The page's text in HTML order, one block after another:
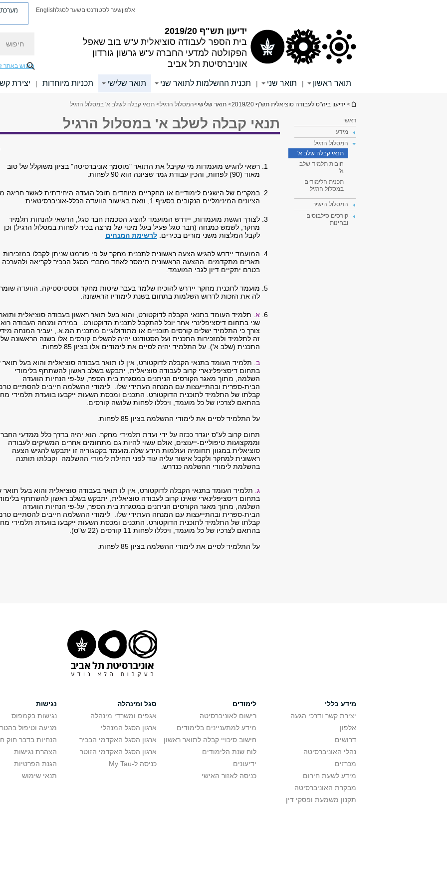
ידיעון תש"ף 2019/20
בית הספר לעבודה סוציאלית ע"ש בוב שאפל
הפקולטה למדעי החברה ע"ש גרשון גורדון
אוניברסיטת תל אביב
אלפוןשער לסטודנטיםשער לסגלEnglish מערכת
חיפוש באתר
תואר ראשון | תואר שני | תכנית ההשלמות לתואר שני תואר שלישי תכניות מיוחדות | יצירת
הינך נמצא כאן
> ידיעון ביה"ס לעבודה סוציאלית תש"ף 2019/20 > תואר שלישי>המסלול הרגיל> תנאי קבלה לשלב א' במסלול הרגיל
ראשי
מידע
המסלול הרגיל
תנאי קבלה שלב א'
חובות תלמיד שלב
א'
תכנית הלימודים
במסלול הרגיל
המסלול הישיר
קורסים סילבוסים
ובחינות
תנאי קבלה לשלב א' במסלול הרגיל
רשאי להגיש מועמדות מי שקיבל את התואר "מוסמך אוניברסיטה" בציון משוקלל של טוב
מאוד (90) לפחות, והכין עבודת גמר שציונה הוא 90 לפחות.
במקרים של הישגים לימודיים או מחקריים מיוחדים תוכל הועדה היחידתית לאשר חריגה
הציונים המינימליים הנקובים בסעיף 1, וזאת באישור הוועדה הכלל-אוניברסיטאית.
לצורך הגשת מועמדות, יידרש המועמד להציג הסכמת חבר סגל, הרשאי להנחות תלמיד
מחקר, לשמש כמנחה (חבר סגל פעיל בעל מינוי של מרצה בכיר לפחות במסלול הרגיל) וכן
לקבל המלצות משני מורים בכירים. לרשימת המנחים
המועמד יידרש להגיש הצעה ראשונית לתכנית מחקר על פי פורמט שניתן לקבלו במזכירות
תארים מתקדמים. ההצעה הראשונית תימסר לאחד מחברי הסגל הבכיר לקריאה ולהערכה
בטרם יתקיים דיון לגבי המועמד.
מועמד לתכנית מחקר יידרש להוכיח שלמד בעבר שיטות מחקר וסטטיסטיקה. הוועדה
לה את הזכות לדרוש השלמות בתחום בשנת לימודיו הראשונה.
א . תלמיד העומד בתנאי הקבלה לדוקטורט, והוא בעל תואר ראשון בעבודה סוציאלית
שני בתחום דיסציפלינרי אחר יוכל להתקבל לתכנית הדוקטורט. במידה ומנחה העבודה
צורך כי התלמיד ישלים קורסים תוכניים או מתודולוגיים מתכנית המ.א., יעביר המנחה
זה לתלמיד ולמזכירות התכנית ועל הסטודנט יהיה להשלים קורסים אלו בשנה הראשונה של
התכנית (שלב א'). על התלמיד יהיה לסיים את לימודים אלו בציון 85 לפחות.
ב. תלמיד העומד בתנאי הקבלה לדוקטורט, אין לו תואר בעבודה סוציאלית והוא בעל תואר
בתחום דיסציפלינארי קרוב לעבודה סוציאלית, יתבקש בשלב ראשון להשתתף בלימודי
השלמה, מתוך מאגר הקורסים הניתנים במסגרת בית הספר, על-פי הנחיות הוועדה
הבית-ספרית ובהתייעצות עם המנחה העתידי שלו. לימודי ההשלמה חייבים להסתיים
קבלתו של התלמיד לתוכנית הדוקטורט. התכנים ומכסת השעות ייקבעו בוועדת תלמידי
בהתאם לצרכיו של כל מועמד, ויכללו לפחות שלושה קורסים.
על התלמיד לסיים את לימודי ההשלמה בציון 85 לפחות.
תחום קרוב לע"ס יוגדר ככזה על ידי ועדת תלמידי מחקר. הוא יהיה בדרך כלל ממדעי
וממקצועות טיפוליים-ייעוצים, אולם עשוי להיות גם מתחומים אחרים המשיקים לעבודה
סוציאלית במגוון תחומיה ועולמות הידע שלה.מועמד בקטגוריה זו יתבקש להגיש הצעה
ראשונית למחקר ולקבל אישור עליה עוד לפני תחילת לימודי ההשלמה וקבלתו תותנה
בהשלמת לימודי ההשלמה כנדרש.
ג. תלמיד העומד בתנאי הקבלה לדוקטורט, אין לו תואר בעבודה סוציאלית והוא בעל תואר
בתחום דיסציפלינארי שאינו קרוב לעבודה סוציאלית, יתבקש בשלב ראשון להשתתף
השלמה, מתוך מאגר הקורסים הניתנים במסגרת בית הספר, על-פי הנחיות הוועדה
הבית-ספרית ובהתייעצות עם המנחה העתידי שלו. לימודי ההשלמה חייבים להסתיים
קבלתו של התלמיד לתוכנית הדוקטורט. התכנים ומכסת השעות ייקבעו בוועדת תלמידי
בהתאם לצרכיו של כל מועמד, ויכללו לפחות 11 קורסים (22 ש"ס).
על התלמיד לסיים את לימודי ההשלמה בציון 85 לפחות.
מידע כללי
יצירת קשר ודרכי הגעה
אלפון
דרושים
נהלי האוניברסיטה
מכרזים
מידע לשעת חירום
מבקרת האוניברסיטה
תקנון משמעת ופסקי דין
לימודים
רישום לאוניברסיטה
מידע למתעניינים בלימודים
חישוב סיכויי קבלה לתואר ראשון
לוח שנת הלימודים
ידיעונים
כניסה לאזור האישי
סגל ומינהלה
אגפים ומשרדי מינהלה
ארגון הסגל המנהלי
ארגון הסגל האקדמי הבכיר
ארגון הסגל האקדמי הזוטר
כניסה ל-My Tau
נגישות
נגישות בקמפוס
מניעה וטיפול
הנחיות בדבר חוק
הצהרת נגישות
הגנת הפרטיות
תנאי שימוש